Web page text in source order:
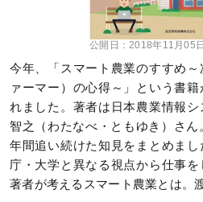
公開日：2018年11月05日
今年、「スマート農業のすすめ
ァーマー）の心得～」という書
れました。著者は日本農業情報
智之（わたなべ・ともゆき）さ
年間追い続けた知見をまとめま
庁・大学と異なる視点から仕事
著者が考えるスマート農業とは。